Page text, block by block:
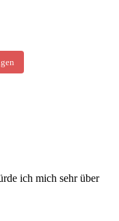
ich mich sehr über